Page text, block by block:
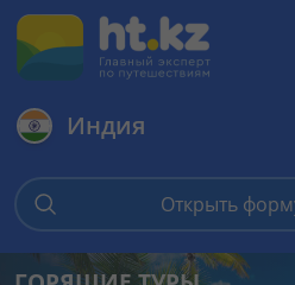
Горящие туры
Индия
Открыть